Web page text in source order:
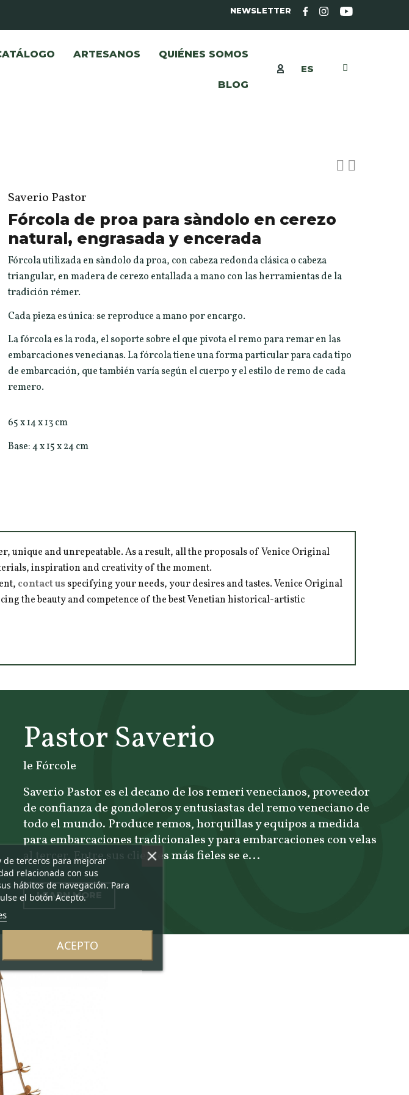
NEWSLETTER
ARTESANOS QUIÉNES SOMOS
BLOG
ES
Saverio Pastor
Fórcola de proa para sàndolo en cerezo
natural, engrasada y encerada
Fórcola utilizada en sàndolo da proa, con cabeza redonda clásica o cabeza
triangular, en madera de cerezo entallada a mano con las herramientas de la
tradición rémer.
Cada pieza es única: se reproduce a mano por encargo.
La fórcola es la roda, el soporte sobre el que pivota el remo para remar en las
embarcaciones venecianas. La fórcola tiene una forma particular para cada tipo
de embarcación, que también varía según el cuerpo y el estilo de remo de cada
remero.
65 x 14 x 13 cm
Base: 4 x 15 x 24 cm
and unrepeatable. As a result, all the proposals of Venice Original
inspiration and creativity of the moment.
contact usspecifying your needs, your desires and tastes. Venice Original
the beauty and competence of the best Venetian historical-artistic
Pastor Saverio
le Fórcole
Saverio Pastor es el decano de los remeri venecianos, proveedor
de confianza de gondoleros y entusiastas del remo veneciano de
todo el mundo. Produce remos, horquillas y equipos a medida
para embarcaciones tradicionales y para embarcaciones con velas
al tercer. Entre sus clientes más fieles se e...
LEARN MORE
de terceros para mejorar
relacionada con sus
hábitos de navegación. Para
el botón Acepto.
ACEPTO